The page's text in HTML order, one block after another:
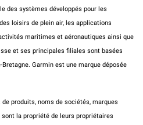
des systèmes développés pour les
loisirs de plein air, les applications
maritimes et aéronautiques ainsi que
et ses principales filiales sont basées
Bretagne. Garmin est une marque déposée
produits, noms de sociétés, marques
la propriété de leurs propriétaires